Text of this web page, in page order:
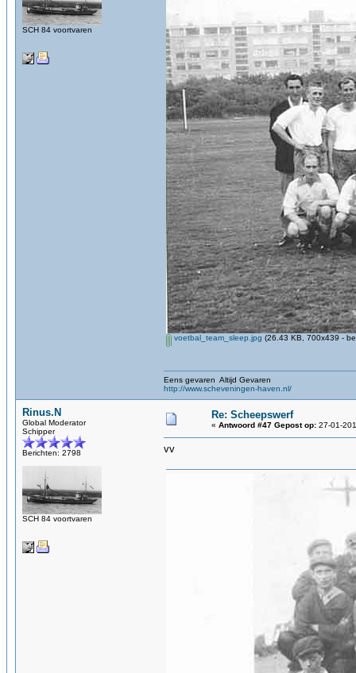
SCH 84 voortvaren
voetbal_team_sleep.jpg (26.43 KB, 700x439 -
Eens gevaren Altijd Gevaren
http://www.scheveningen-haven.nl/
Rinus.N
Global Moderator
Schipper
Berichten: 2798
SCH 84 voortvaren
Re: Scheepswerf
« Antwoord #47 Gepost op: 27-01-
vv